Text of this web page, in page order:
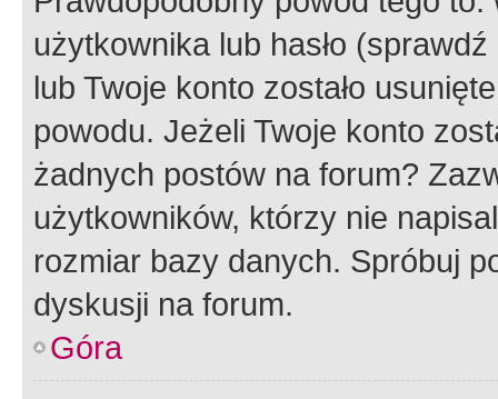
użytkownika lub hasło
lub Twoje konto zostało
powodu. Jeżeli Twoje konto
żadnych postów na forum?
użytkowników, którzy nie
rozmiar bazy danych. Spróbuj
dyskusji na forum.
Góra